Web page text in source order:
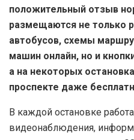
положительный отзыв
размещаются не только
автобусов, схемы
машин онлайн, но и
а на некоторых
проспекте даже
В каждой остановке
видеонаблюдения,